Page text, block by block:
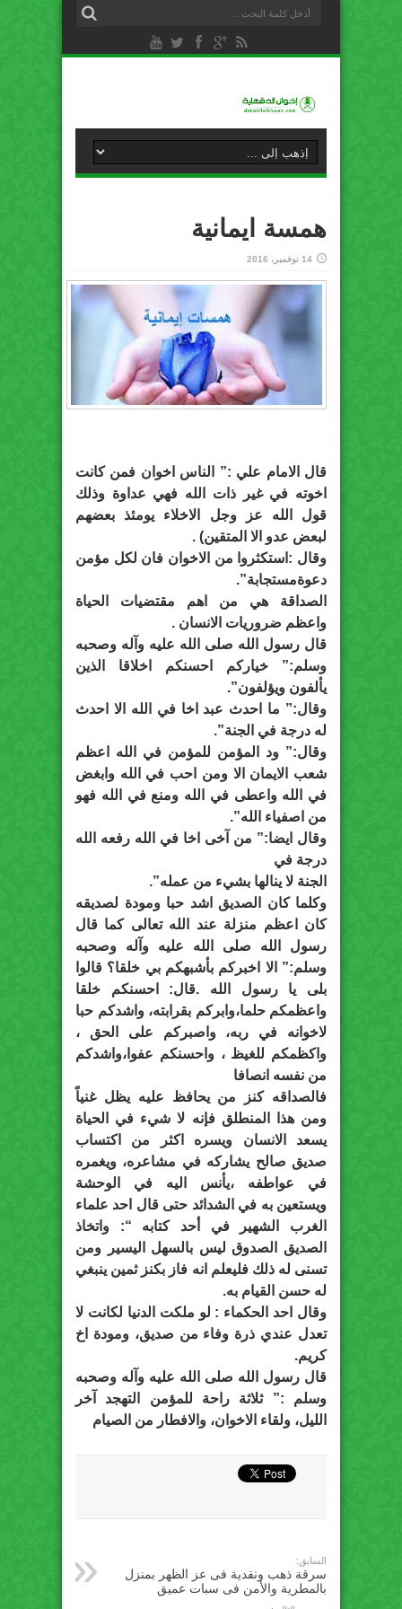
همسة ايمانية
14 نوفمبر، 2016
قال الامام علي :” الناس اخوان فمن كانت
اخوته في غير ذات الله فهي عداوة وذلك
قول الله عز وجل الاخلاء يومئذ بعضهم
لبعض عدو الا المتقين) .
وقال :استكثروا من الاخوان فان لكل مؤمن
دعوةمستجابة”.
الصداقة هي من اهم مقتضيات الحياة
واعظم ضروريات الانسان .
قال رسول الله صلى الله عليه وآله وصحبه
وسلم:” خياركم احسنكم اخلاقا الذين
يألفون ويؤلفون”.
وقال:” ما احدث عبد اخا في الله الا احدث
له درجة في الجنة”.
وقال:” ود المؤمن للمؤمن في الله اعظم
شعب الايمان الا ومن احب في الله وابغض
في الله واعطى في الله ومنع في الله فهو
من اصفياء الله”.
وقال ايضا:” من آخى اخا في الله رفعه الله
درجة في
الجنة لا ينالها بشيء من عمله”.
وكلما كان الصديق اشد حبا ومودة لصديقه
كان اعظم منزلة عند الله تعالى كما قال
رسول الله صلى الله عليه وآله وصحبه
وسلم:” الا اخبركم بأشبهكم بي خلقا؟ قالوا
بلى يا رسول الله .قال: احسنكم خلقا
واعظمكم حلما،وابركم بقرابته، واشدكم حبا
لاخوانه في ربه، واصبركم على الحق ،
واكظمكم للغيظ ، واحسنكم عفوا،واشدكم
من نفسه انصافا
فالصداقه كنز من يحافظ عليه يظل غنياً
ومن هذا المنطلق فإنه لا شيء في الحياة
يسعد الانسان ويسره اكثر من اكتساب
صديق صالح يشاركه في مشاعره، ويغمره
في عواطفه ،يأنس اليه في الوحشة
ويستعين به في الشدائد حتى قال احد علماء
الغرب الشهير في أحد كتابه “: واتخاذ
الصديق الصدوق ليس بالسهل اليسير ومن
تسنى له ذلك فليعلم انه فاز بكنز ثمين ينبغي
له حسن القيام به.
وقال احد الحكماء : لو ملكت الدنيا لكانت لا
تعدل عندي ذرة وفاء من صديق، ومودة اخ
كريم.
قال رسول الله صلى الله عليه وآله وصحبه
وسلم :” ثلاثة راحة للمؤمن التهجد آخر
الليل، ولقاء الاخوان، والافطار من الصيام
السابق:
سرقة ذهب ونقدية فى عز الظهر بمنزل
بالمطرية والأمن فى سبات عميق